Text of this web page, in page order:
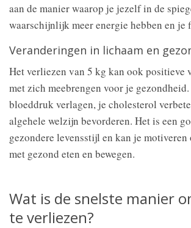
aan de manier waarop je jezelf in de
waarschijnlijk meer energie hebben en je
Veranderingen in lichaam en
Het verliezen van 5 kg kan ook positieve
met zich meebrengen voor je
bloeddruk verlagen, je cholesterol
algehele welzijn bevorderen. Het is een
gezondere levensstijl en kan je motiveren
met gezond eten en bewegen.
Wat is de snelste manier
te verliezen?